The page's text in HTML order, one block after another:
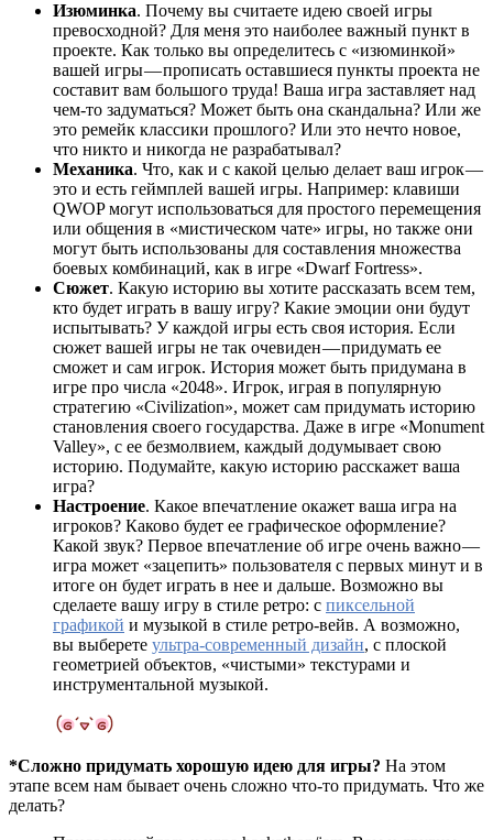
Изюминка. Почему вы считаете идею своей игры
превосходной? Для меня это наиболее важный пункт в
проекте. Как только вы определитесь с «изюминкой»
вашей игры — прописать оставшиеся пункты проекта не
составит вам большого труда! Ваша игра заставляет над
чем-то задуматься? Может быть она скандальна? Или же
это ремейк классики прошлого? Или это нечто новое,
что никто и никогда не разрабатывал?
Механика. Что, как и с какой целью делает ваш игрок —
это и есть геймплей вашей игры. Например: клавиши
QWOP могут использоваться для простого перемещения
или общения в «мистическом чате» игры, но также они
могут быть использованы для составления множества
боевых комбинаций, как в игре «Dwarf Fortress».
Сюжет. Какую историю вы хотите рассказать всем тем,
кто будет играть в вашу игру? Какие эмоции они будут
испытывать? У каждой игры есть своя история. Если
сюжет вашей игры не так очевиден — придумать ее
сможет и сам игрок. История может быть придумана в
игре про числа «2048». Игрок, играя в популярную
стратегию «Civilization», может сам придумать историю
становления своего государства. Даже в игре «Monument
Valley», с ее безмолвием, каждый додумывает свою
историю. Подумайте, какую историю расскажет ваша
игра?
Настроение. Какое впечатление окажет ваша игра на
игроков? Каково будет ее графическое оформление?
Какой звук? Первое впечатление об игре очень важно —
игра может «зацепить» пользователя с первых минут и в
итоге он будет играть в нее и дальше. Возможно вы
сделаете вашу игру в стиле ретро: с пиксельной
графикой и музыкой в стиле ретро-вейв. А возможно,
вы выберете ультра-современный дизайн, с плоской
геометрией объектов, «чистыми» текстурами и
инструментальной музыкой.
*Сложно придумать хорошую идею для игры? На этом
этапе всем нам бывает очень сложно что-то придумать. Что же
делать?